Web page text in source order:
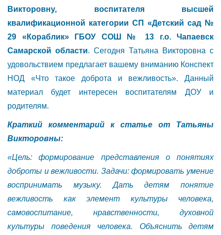
Викторовну, воспитателя высшей
квалификационной категории СП «Детский сад №
29 «Кораблик» ГБОУ СОШ № 13 г.о. Чапаевск
Самарской области. Сегодня Татьяна Викторовна с
удовольствием предлагает вашему вниманию Конспект
НОД «Что такое доброта и вежливость». Данный
материал будет интересен воспитателям ДОУ и
родителям.
Краткий комментарий к статье от Татьяны
Викторовны:
«Цель: формирование представления о понятиях
доброты и вежливости. Задачи: формировать умение
воспринимать музыку. Дать детям понятие
вежливость как элемент культуры человека,
самовоспитание, нравственности, духовной
культуры поведения человека. Объяснить детям